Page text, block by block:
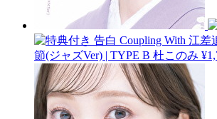
告白 Coupling With 江差
節(ジャズVer) | TYPE B 杜このみ